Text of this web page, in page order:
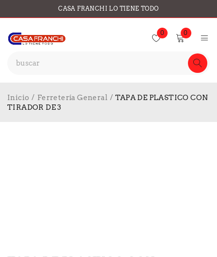
CASA FRANCHI LO TIENE TODO
0 0
Inicio / Ferretería General / TAPA DE PLASTICO CON
TIRADOR DE 3